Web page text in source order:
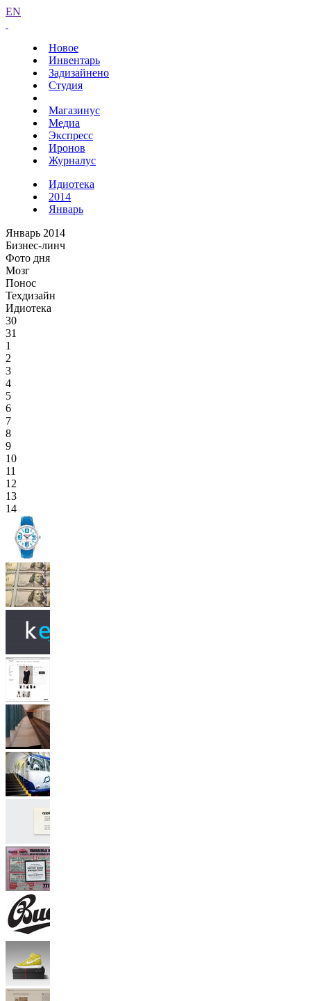
EN
Новое
Инвентарь
Задизайнено
Студия
Магазинус
Медиа
Экспресс
Иронов
Журналус
Идиотека
2014
Январь
Январь 2014
Бизнес-линч
Фото дня
Мозг
Понос
Техдизайн
Идиотека
30
31
1
2
3
4
5
6
7
8
9
10
11
12
13
14